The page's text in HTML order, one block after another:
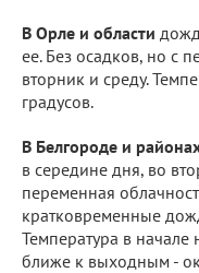
В Орле и области
ее. Без осадков, но с
вторник и среду.
градусов.
В Белгороде и
в середине дня, во
переменная
кратковременные
Температура в начале
ближе к выходным -